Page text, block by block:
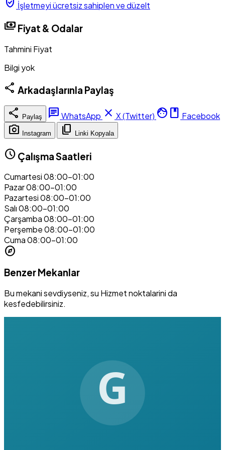
İşletmeyi ücretsiz sahiplen ve düzelt
payments Fiyat & Odalar
Tahmini Fiyat
Bilgi yok
share Arkadaşlarınla Paylaş
share Paylaş chat WhatsApp close X (Twitter) facebook Facebook
photo_camera Instagram content_copy Linki Kopyala
schedule Çalışma Saatleri
Cumartesi08:00–01:00
Pazar08:00–01:00
Pazartesi08:00–01:00
Salı08:00–01:00
Çarşamba08:00–01:00
Perşembe08:00–01:00
Cuma08:00–01:00
explore
Benzer Mekanlar
Bu mekani sevdiyseniz, su Hizmet noktalarini da
kesfedebilirsiniz.